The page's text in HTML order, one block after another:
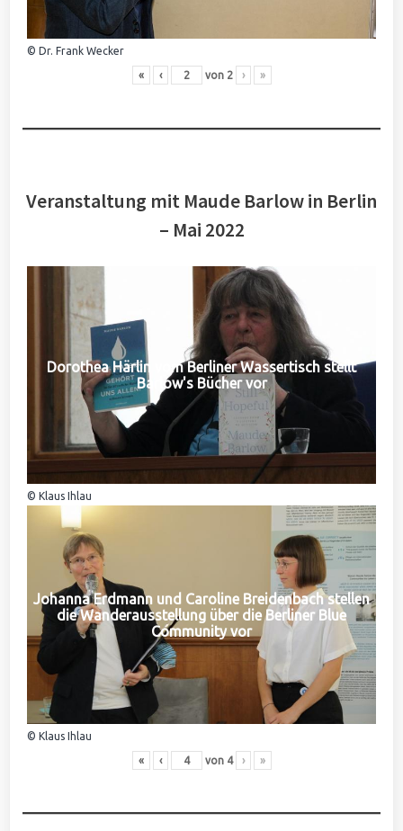
© Dr. Frank Wecker
« ‹ von 2 › »
Veranstaltung mit Maude Barlow in Berlin
– Mai 2022
Dorothea Härlin vom Berliner Wassertisch stellt
Barlow's Bücher vor
© Klaus Ihlau
Johanna Erdmann und Caroline Breidenbach stellen
die Wanderausstellung über die Berliner Blue
Community vor
© Klaus Ihlau
« ‹ von 4 › »